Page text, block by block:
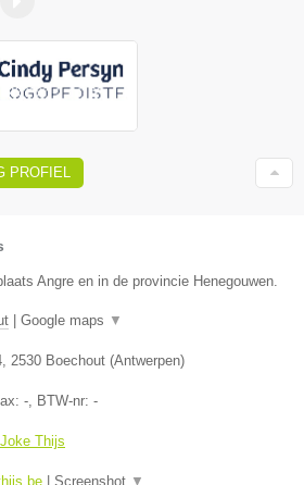
PROFIEL
Angre en in de provincie Henegouwen.
Google maps ▼
, 2530 Boechout (Antwerpen)
-, BTW-nr: -
Thijs
Screenshot ▼